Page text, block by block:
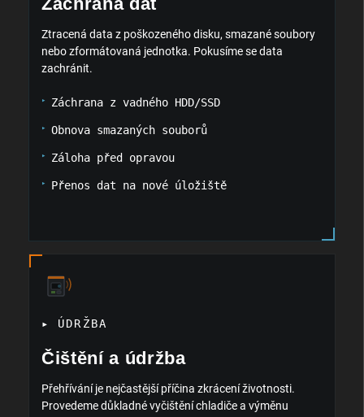
Ztracená data z poškozeného disku, smazané soubory
nebo zformátovaná jednotka. Pokusíme se data
zachránit.
Záchrana z vadného HDD/SSD
Obnova smazaných souborů
Záloha před opravou
Přenos dat na nové úložiště
▸ ÚDRŽBA
Čištění a údržba
Přehřívání je nejčastější příčina zkrácení životnosti.
Provedeme důkladné vyčištění chladiče a výměnu